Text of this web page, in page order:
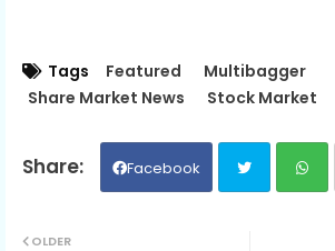
Tags Featured
Multibagger
Share Market News
Stock Market
Facebook
OLDER